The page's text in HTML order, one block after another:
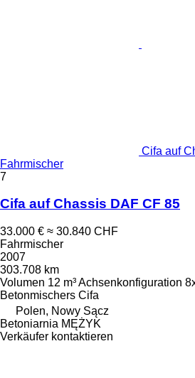
Cifa auf
Fahrmischer
7
Cifa auf Chassis DAF CF 85
33.000 € ≈ 30.840 CHF
Fahrmischer
2007
303.708 km
Volumen 12 m³Achsenkonfiguration
Betonmischers Cifa
Polen, Nowy Sącz
Betoniarnia MĘŻYK
Verkäufer kontaktieren